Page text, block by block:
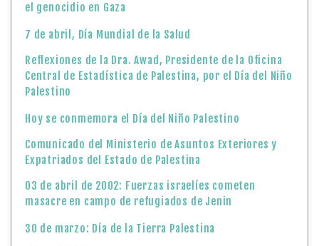
el genocidio en Gaza
7 de abril, Día Mundial de la Salud
Reflexiones de la Dra. Awad, Presidente de la Oficina
Central de Estadística de Palestina, por el Día del Niño
Palestino
Hoy se conmemora el Día del Niño Palestino
Comunicado del Ministerio de Asuntos Exteriores y
Expatriados del Estado de Palestina
03 de abril de 2002: Fuerzas israelíes cometen
masacre en campo de refugiados de Jenin
30 de marzo: Día de la Tierra Palestina